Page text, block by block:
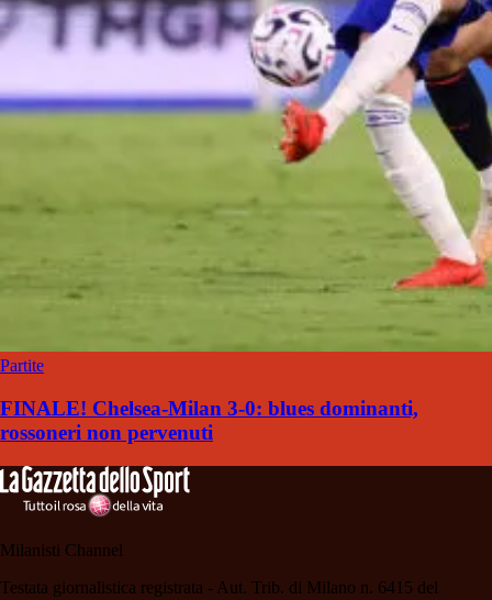
Partite
FINALE! Chelsea-Milan 3-0: blues dominanti,
rossoneri non pervenuti
Milanisti Channel
Testata giornalistica registrata - Aut. Trib. di Milano n. 6415 del